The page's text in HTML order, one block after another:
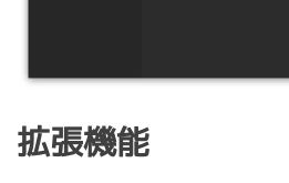
拡張機能